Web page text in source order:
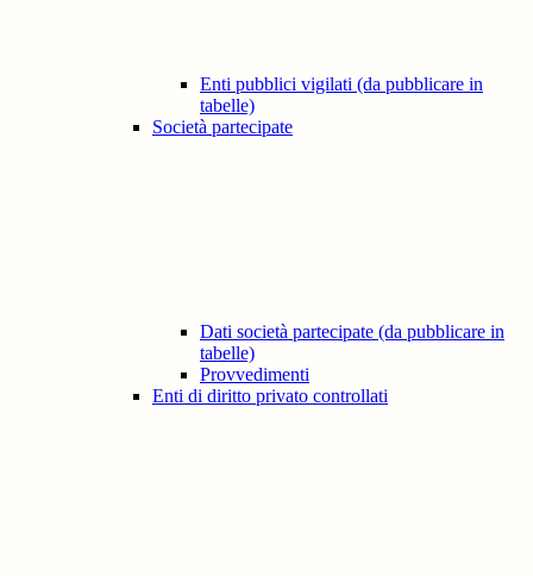
Enti pubblici vigilati (da pubblicare in
tabelle)
Società partecipate
Dati società partecipate (da pubblicare in
tabelle)
Provvedimenti
Enti di diritto privato controllati